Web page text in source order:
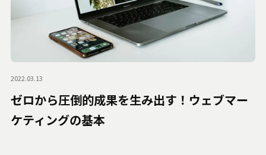
2022.03.13
ゼロから圧倒的成果を生み出す！ウェブマー
ケティングの基本